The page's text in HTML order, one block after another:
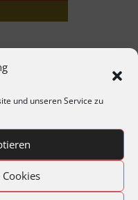
und unseren Service zu